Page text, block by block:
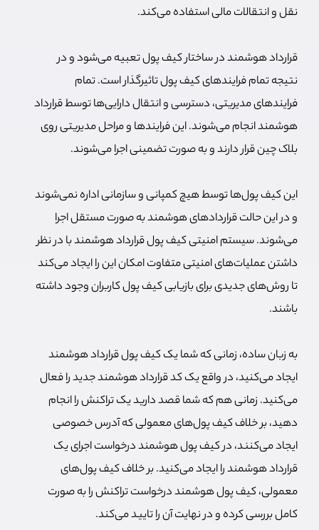
نقل و انتقالات مالی استفاده می‌کند.
قرارداد هوشمند در ساختار کیف پول تعبیه می‌شود و در
نتیجه تمام فرایندهای کیف پول تاثیرگذار است. تمام
فرایندهای مدیریتی، دسترسی و انتقال دارایی‌ها توسط قرارداد
هوشمند انجام می‌شوند. این فرایندها و مراحل مدیریتی روی
بلاک چین قرار دارند و به صورت تضمینی اجرا می‌شوند.
این کیف پول‌ها توسط هیچ کمپانی و سازمانی اداره نمی‌شوند
و در این حالت قراردادهای هوشمند به صورت مستقل اجرا
می‌شوند. سیستم امنیتی کیف پول قرارداد هوشمند با در نظر
داشتن عملیات‌های امنیتی متفاوت امکان این را ایجاد می‌کند
تا روش‌های جدیدی برای بازیابی کیف پول کاربران وجود داشته
باشند.
به زبان ساده، زمانی که شما یک کیف پول قرارداد هوشمند
ایجاد می‌کنید، در واقع یک کد قرارداد هوشمند جدید را فعال
می‌کنید. زمانی هم که شما قصد دارید یک تراکنش را انجام
دهید، بر خلاف کیف پول‌های معمولی که آدرس خصوصی
ایجاد می‌کنند، در کیف پول هوشمند درخواست اجرای یک
قرارداد هوشمند را ایجاد می‌کنید. بر خلاف کیف پول‌های
معمولی، کیف پول هوشمند درخواست تراکنش را به صورت
کامل بررسی کرده و در نهایت آن را تایید می‌کند.